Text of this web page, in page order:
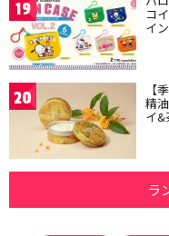
19 コ
イ
20 【
精
イ&
ラ